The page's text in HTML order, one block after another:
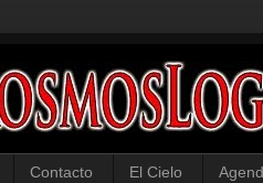
Contacto El Cielo